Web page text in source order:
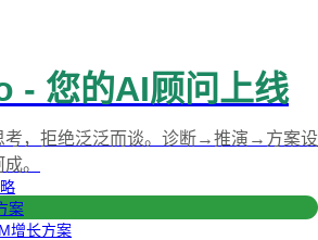
案
增长方案
- 您的AI顾问上线
考，拒绝泛泛而谈。诊断→推演→方案设
。